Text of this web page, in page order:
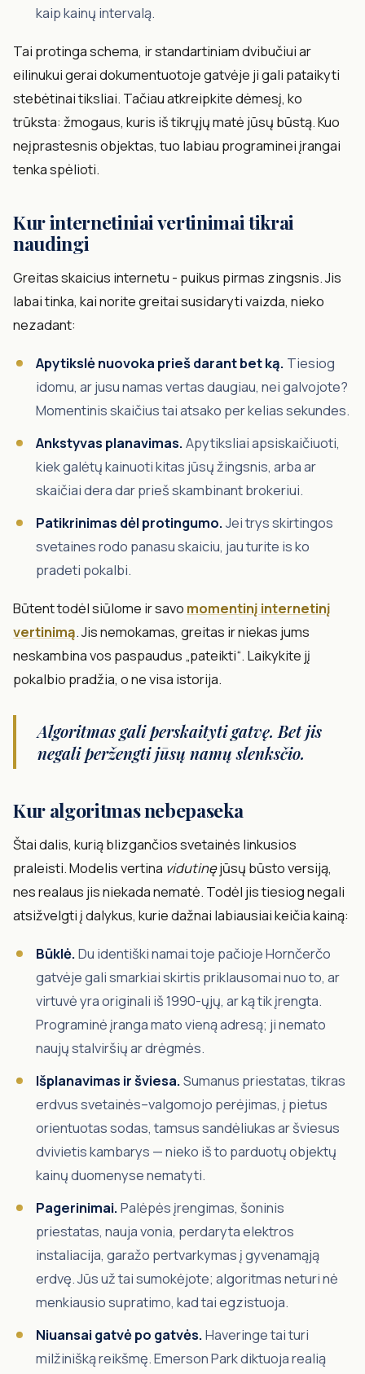
kaip kainų intervalą.
Tai protinga schema, ir standartiniam dvibučiui ar
eilinukui gerai dokumentuotoje gatvėje ji gali pataikyti
stebėtinai tiksliai. Tačiau atkreipkite dėmesį, ko
trūksta: žmogaus, kuris iš tikrųjų matė jūsų būstą. Kuo
neįprastesnis objektas, tuo labiau programinei įrangai
tenka spėlioti.
Kur internetiniai vertinimai tikrai
naudingi
Greitas skaicius internetu - puikus pirmas zingsnis. Jis
labai tinka, kai norite greitai susidaryti vaizda, nieko
nezadant:
Apytikslė nuovoka prieš darant bet ką. Tiesiog
idomu, ar jusu namas vertas daugiau, nei galvojote?
Momentinis skaičius tai atsako per kelias sekundes.
Ankstyvas planavimas.Apytiksliai apsiskaičiuoti,
kiek galėtų kainuoti kitas jūsų žingsnis, arba ar
skaičiai dera dar prieš skambinant brokeriui.
Patikrinimas dėl protingumo.Jei trys skirtingos
svetaines rodo panasu skaiciu, jau turite is ko
pradeti pokalbi.
Būtent todėl siūlome ir savo momentinį internetinį
vertinimą. Jis nemokamas, greitas ir niekas jums
neskambina vos paspaudus „pateikti“. Laikykite jį
pokalbio pradžia, o ne visa istorija.
Algoritmas gali perskaityti gatvę. Bet jis
negali peržengti jūsų namų slenksčio.
Kur algoritmas nebepaseka
Štai dalis, kurią blizgančios svetainės linkusios
praleisti. Modelis vertina vidutinęjūsų būsto versiją,
nes realaus jis niekada nematė. Todėl jis tiesiog negali
atsižvelgti į dalykus, kurie dažnai labiausiai keičia kainą:
Būklė.Du identiški namai toje pačioje Hornčerčo
gatvėje gali smarkiai skirtis priklausomai nuo to, ar
virtuvė yra originali iš 1990-ųjų, ar ką tik įrengta.
Programinė įranga mato vieną adresą; ji nemato
naujų stalviršių ar drėgmės.
Išplanavimas ir šviesa.Sumanus priestatas, tikras
erdvus svetainės–valgomojo perėjimas, į pietus
orientuotas sodas, tamsus sandėliukas ar šviesus
dvivietis kambarys — nieko iš to parduotų objektų
kainų duomenyse nematyti.
Pagerinimai.Palėpės įrengimas, šoninis
priestatas, nauja vonia, perdaryta elektros
instaliacija, garažo pertvarkymas į gyvenamąją
erdvę. Jūs už tai sumokėjote; algoritmas neturi nė
menkiausio supratimo, kad tai egzistuoja.
Niuansai gatvė po gatvės.Haveringe tai turi
milžinišką reikšmę. Emerson Park diktuoja realią